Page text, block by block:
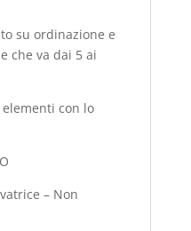
su ordinazione e
che va dai 5 ai
con lo
– Non